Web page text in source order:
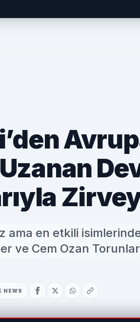
ama en etkili
ve Cem Ozan
NEWS